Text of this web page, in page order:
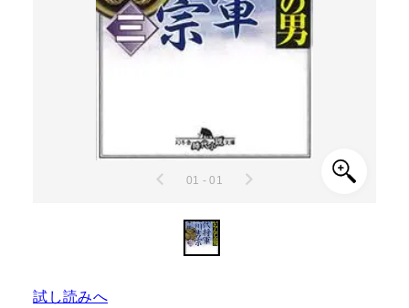
01 - 01
試し読みへ